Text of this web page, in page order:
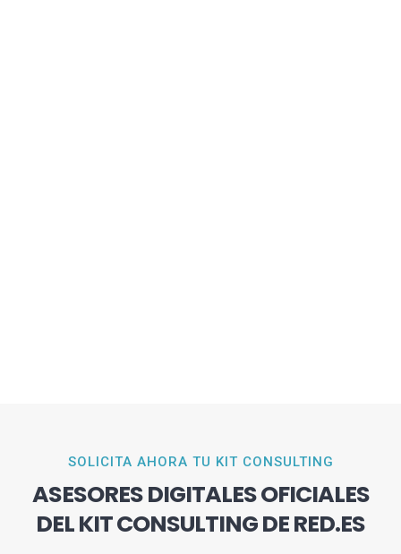
SOLICITA AHORA TU KIT CONSULTING
ASESORES DIGITALES OFICIALES
DEL KIT CONSULTING DE RED.ES